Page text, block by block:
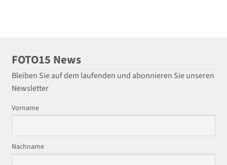
FOTO15 News
Bleiben Sie auf dem laufenden und abonnieren Sie unseren
Newsletter
Vorname
Nachname